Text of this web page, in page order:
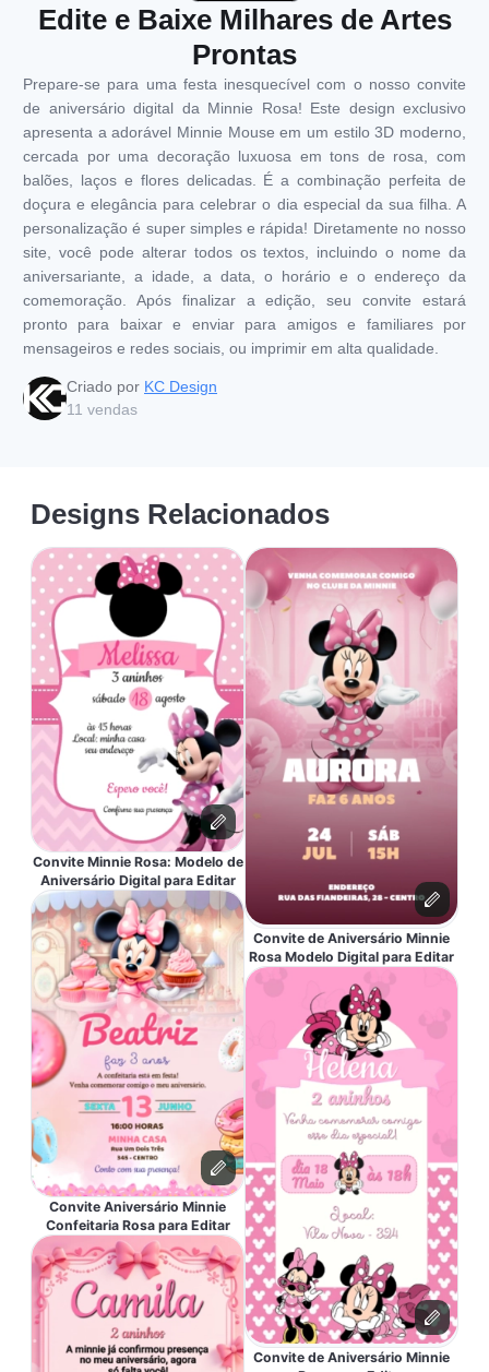
Edite e Baixe Milhares de Artes
Prontas
Prepare-se para uma festa inesquecível com o nosso convite
de aniversário digital da Minnie Rosa! Este design exclusivo
apresenta a adorável Minnie Mouse em um estilo 3D moderno,
cercada por uma decoração luxuosa em tons de rosa, com
balões, laços e flores delicadas. É a combinação perfeita de
doçura e elegância para celebrar o dia especial da sua filha. A
personalização é super simples e rápida! Diretamente no nosso
site, você pode alterar todos os textos, incluindo o nome da
aniversariante, a idade, a data, o horário e o endereço da
comemoração. Após finalizar a edição, seu convite estará
pronto para baixar e enviar para amigos e familiares por
mensageiros e redes sociais, ou imprimir em alta qualidade.
Criado por KC Design
11 vendas
Designs Relacionados
Convite Minnie Rosa: Modelo de
Aniversário Digital para Editar
Convite Aniversário Minnie
Confeitaria Rosa para Editar
Convite de Aniversário Minnie
Rosa Modelo Digital para Editar
Convite de Aniversário Minnie